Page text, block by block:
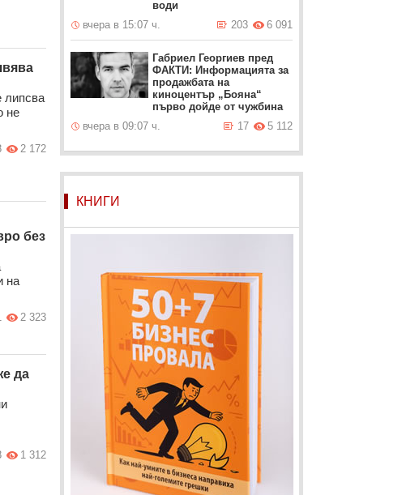
липсва
не
2 172
без
на
2 323
да
1 312
води
вчера в 15:07 ч.
6 091
203
Габриел Георгиев пред
ФАКТИ: Информацията за
продажбата на
киноцентър „Бояна“
първо дойде от чужбина
вчера в 09:07 ч.
5 112
17
КНИГИ